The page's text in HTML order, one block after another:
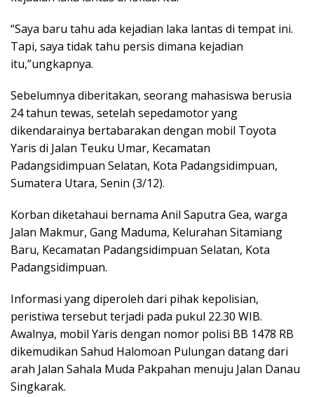
“Saya baru tahu ada kejadian laka lantas di tempat ini.
Tapi, saya tidak tahu persis dimana kejadian
itu,”ungkapnya.
Sebelumnya diberitakan, seorang mahasiswa berusia
24 tahun tewas, setelah sepedamotor yang
dikendarainya bertabarakan dengan mobil Toyota
Yaris di Jalan Teuku Umar, Kecamatan
Padangsidimpuan Selatan, Kota Padangsidimpuan,
Sumatera Utara, Senin (3/12).
Korban diketahaui bernama Anil Saputra Gea, warga
Jalan Makmur, Gang Maduma, Kelurahan Sitamiang
Baru, Kecamatan Padangsidimpuan Selatan, Kota
Padangsidimpuan.
Informasi yang diperoleh dari pihak kepolisian,
peristiwa tersebut terjadi pada pukul 22.30 WIB.
Awalnya, mobil Yaris dengan nomor polisi BB 1478 RB
dikemudikan Sahud Halomoan Pulungan datang dari
arah Jalan Sahala Muda Pakpahan menuju Jalan Danau
Singkarak.